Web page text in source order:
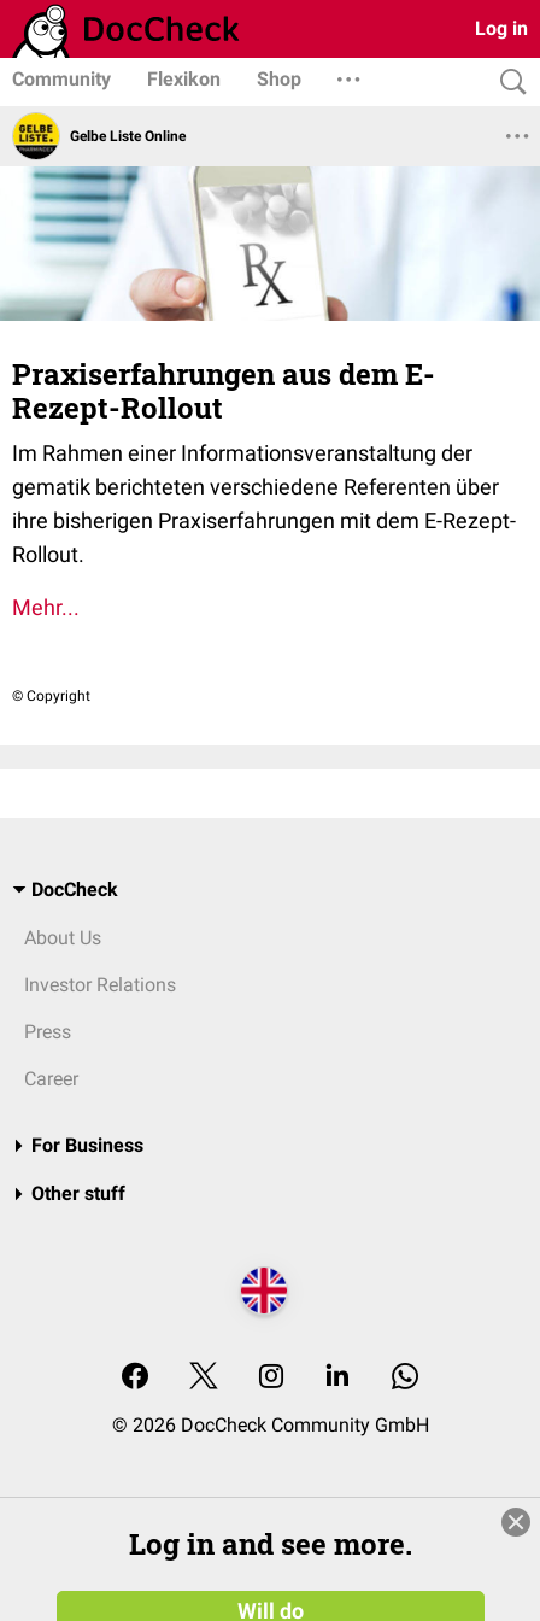
Log in
Community Flexikon Shop
Gelbe Liste Online
Praxiserfahrungen aus dem E-
Rezept-Rollout
Im Rahmen einer Informationsveranstaltung der
gematik berichteten verschiedene Referenten über
ihre bisherigen Praxiserfahrungen mit dem E-Rezept-
Rollout.
Mehr...
© Copyright
DocCheck
About Us
Investor Relations
Press
Career
For Business
Other stuff
© 2026 DocCheck Community GmbH
Log in and see more.
Will do